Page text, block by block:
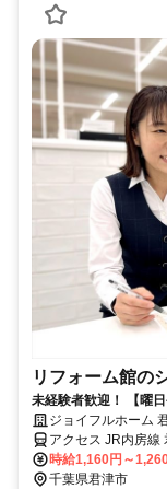
リフォーム館の
未経験者歓迎！ 【曜日や時間帯により時給100-200円アップ】 ご家庭の
事情でのお休みも考慮
ジョイフルホーム
アクセス JR内房線
時給1,160円～
千葉県君津市